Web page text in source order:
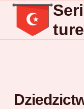
Przejdź
treści